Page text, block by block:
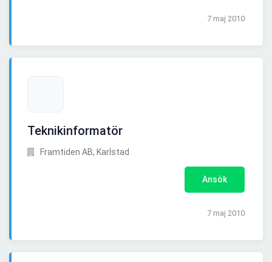
7 maj 2010
Teknikinformatör
Framtiden AB, Karlstad
Ansök
7 maj 2010